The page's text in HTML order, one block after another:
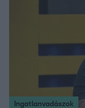
Ingatlanvadászok